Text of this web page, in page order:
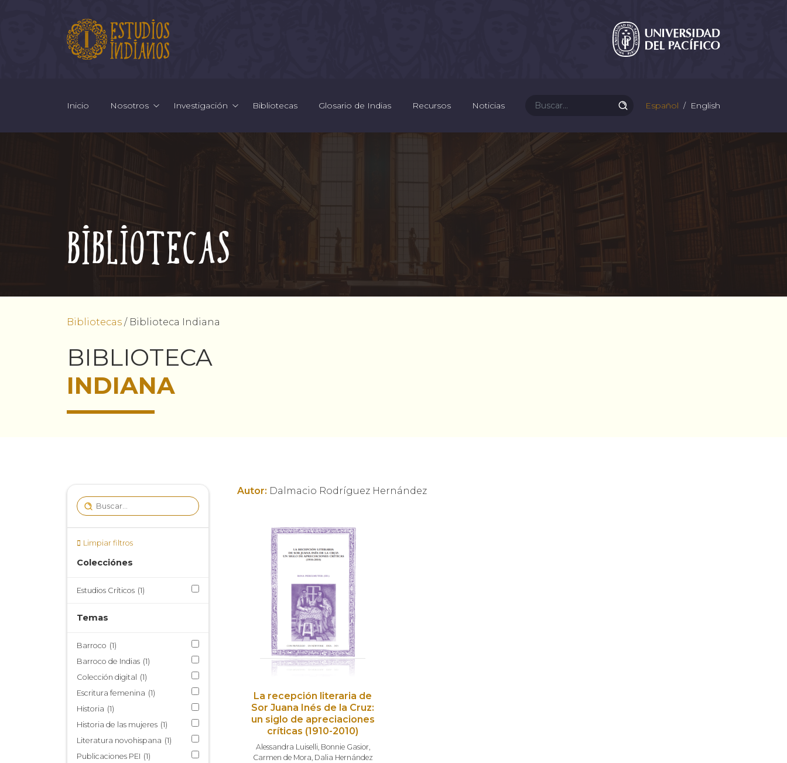
Inicio Nosotros Investigación Bibliotecas Glosario de Indias Recursos Noticias Español English
Bibliotecas
Bibliotecas / Biblioteca Indiana
BIBLIOTECA
INDIANA
Limpiar filtros
Colecciónes
Estudios Críticos (1)
Temas
Barroco (1)
Barroco de Indias (1)
Colección digital
(1)
Escritura femenina (1)
Historia (1)
Historia de las mujeres (1)
Literatura novohispana (1)
Publicaciones PEI (1)
Autor: Dalmacio Rodríguez Hernández
La recepción literaria de
Sor Juana Inés de la Cruz:
un siglo de apreciaciones
críticas (1910-2010)
Alessandra Luiselli, Bonnie Gasior,
Carmen de Mora, Dalia Hernández